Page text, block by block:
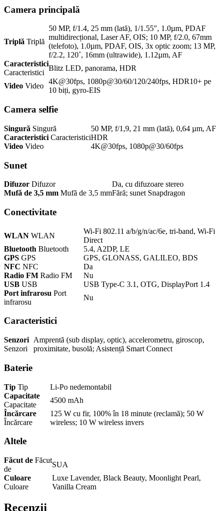
Camera principală
Triplă Triplă
50 MP, f/1.4, 25 mm (lată), 1/1.55", 1.0µm, PDAF
multidirecțional, Laser AF, OIS; 10 MP, f/2.0, 67mm
(telefoto), 1.0µm, PDAF, OIS, 3x optic zoom; 13 MP,
f/2.2, 120˚, 16mm (ultrawide), 1.12µm, AF
Caracteristici
Caracteristici
Blitz LED, panorama, HDR
Video Video
4K@30fps, 1080p@30/60/120/240fps, HDR10+ pe
10 biți, gyro-EIS
Camera selfie
Singură Singură
50 MP, f/1,9, 21 mm (lată), 0,64 µm, AF
Caracteristici CaracteristiciHDR
Video Video 4K@30fps, 1080p@30/60fps
Sunet
Difuzor Difuzor
Da, cu difuzoare stereo
Mufă de 3,5 mm Mufă de 3,5 mmFără; sunet Snapdragon
Conectivitate
WLAN WLAN
Wi-Fi 802.11 a/b/g/n/ac/6e, tri-band, Wi-Fi
Direct
Bluetooth Bluetooth
5.4, ​​A2DP, LE
GPS GPS
GPS, GLONASS, GALILEO, BDS
NFC NFC
Da
Radio FM Radio FM
Nu
USB USB
USB Type-C 3.1, OTG, DisplayPort 1.4
Port infrarosu Port
infrarosu
Nu
Caracteristici
Senzori
Senzori
Amprentă (sub display, optic), accelerometru, giroscop,
proximitate, busolă; Asistență Smart Connect
Baterie
Tip Tip
Li-Po nedemontabil
Capacitate
Capacitate
4500 mAh
Încărcare
Încărcare
125 W cu fir, 100% în 18 minute (reclamă); 50 W
wireless; 10 W wireless invers
Altele
Făcut de Făcut
de
SUA
Culoare
Culoare
Luxe Lavender, Black Beauty, Moonlight Pearl,
Vanilla Cream
Recenzii